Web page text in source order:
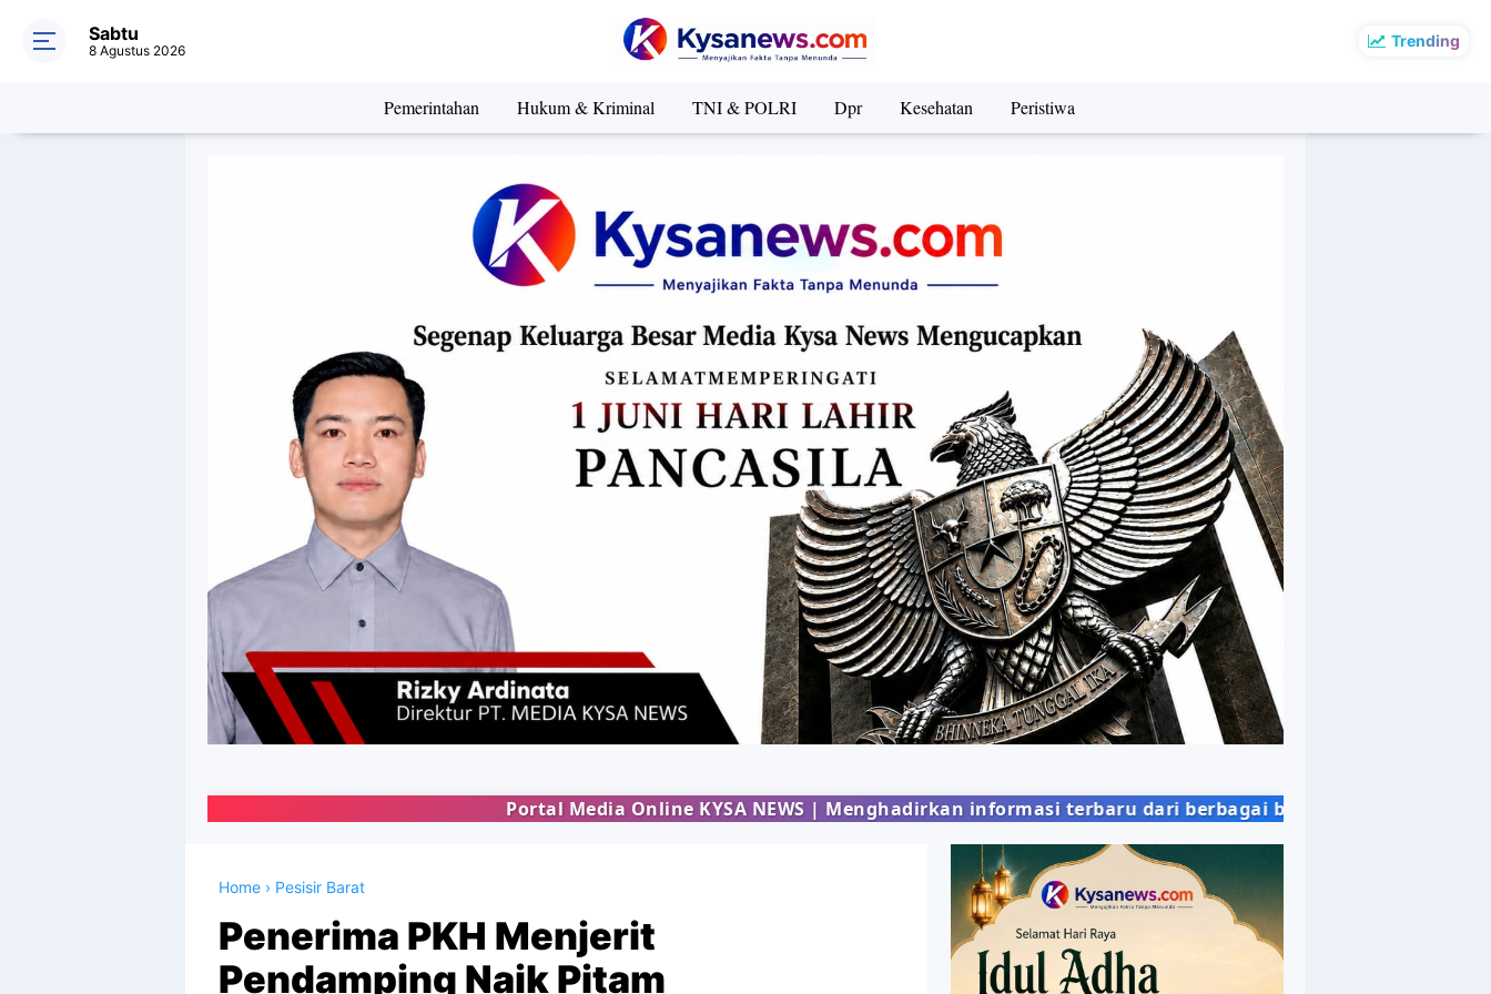
Trending
Sabtu
8 Agustus 2026
Pemerintahan Hukum & Kriminal TNI & POLRI Dpr Kesehatan Peristiwa
Portal Media Online KYSA NEWS | Menghadirkan informasi terbaru dari berbagai bidang kehidupan masyarakat
Home › Pesisir Barat
Penerima PKH Menjerit
Pendamping Naik Pitam